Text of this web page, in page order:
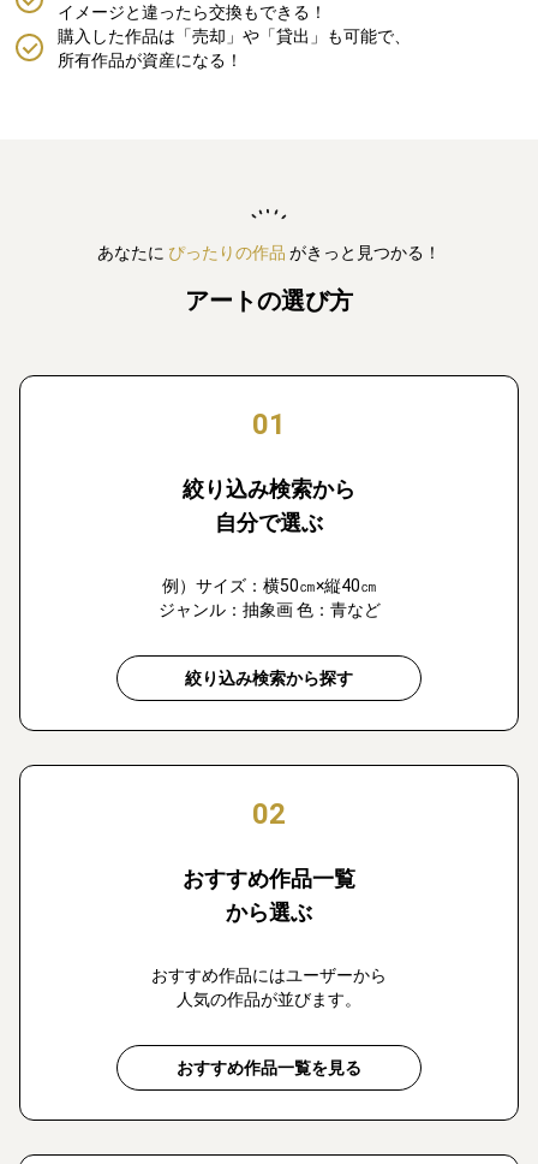
購入した作品は「売却」や「貸出」も可能で、
所有作品が資産になる！
イメージと違ったら交換もできる！
あなたに ぴったりの作品 がきっと見つかる！
アートの選び方
01
絞り込み検索から
自分で選ぶ
例）サイズ：横50㎝×縦40㎝
ジャンル：抽象画 色：青など
絞り込み検索から探す
02
おすすめ作品一覧
から選ぶ
おすすめ作品にはユーザーから
人気の作品が並びます。
おすすめ作品一覧を見る